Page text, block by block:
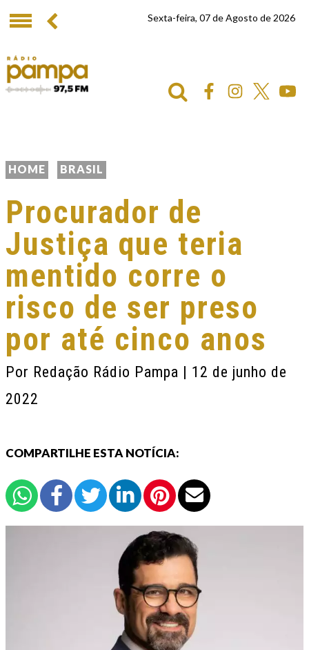
Sexta-feira, 07 de Agosto de 2026
HOME BRASIL
Procurador de
Justiça que teria
mentido corre o
risco de ser preso
por até cinco anos
Por Redação Rádio Pampa | 12 de junho de
2022
COMPARTILHE ESTA NOTÍCIA: